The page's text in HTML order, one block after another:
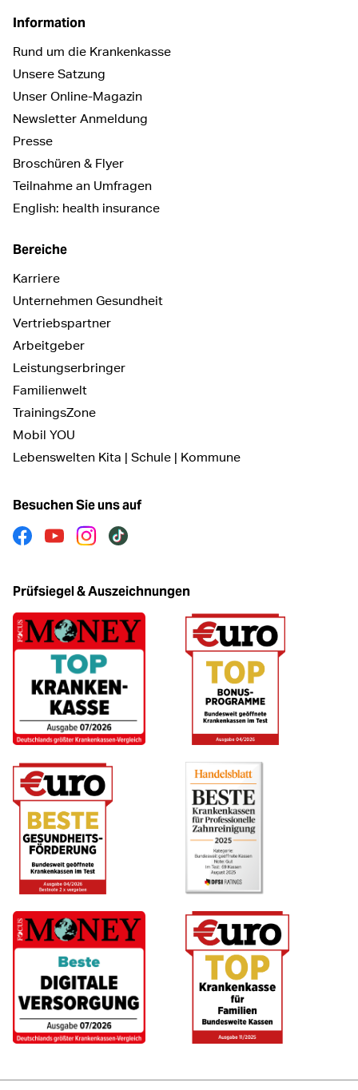
Information
Rund um die Krankenkasse
Unsere Satzung
Unser Online-Magazin
Newsletter Anmeldung
Presse
Broschüren & Flyer
Teilnahme an Umfragen
English: health insurance
Bereiche
Karriere
Unternehmen Gesundheit
Vertriebspartner
Arbeitgeber
Leistungserbringer
Familienwelt
TrainingsZone
Mobil YOU
Lebenswelten Kita | Schule | Kommune
Besuchen Sie uns auf
FacebookYoutubeInstagram
Tiktok
Prüfsiegel & Auszeichnungen